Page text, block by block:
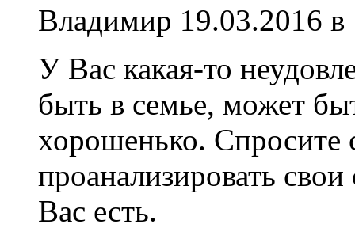
Владимир 19.03.2016
У Вас какая-то
быть в семье, может
хорошенько.
проанализировать
Вас есть.